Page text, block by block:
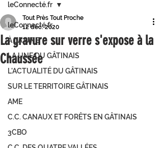
leConnecté.fr
À LA UNE
LA UNE DU GÂTINAIS
L'ACTUALITÉ DU GÂTINAIS
SUR LE TERRITOIRE GÂTINAIS
AME
C.C. CANAUX ET FORÊTS EN GÂTINAIS
3CBO
leConnecté.fr
La gravure sur verre s'expose à la
Chaussée
Tout Près Tout Proche
12 déc. 2020